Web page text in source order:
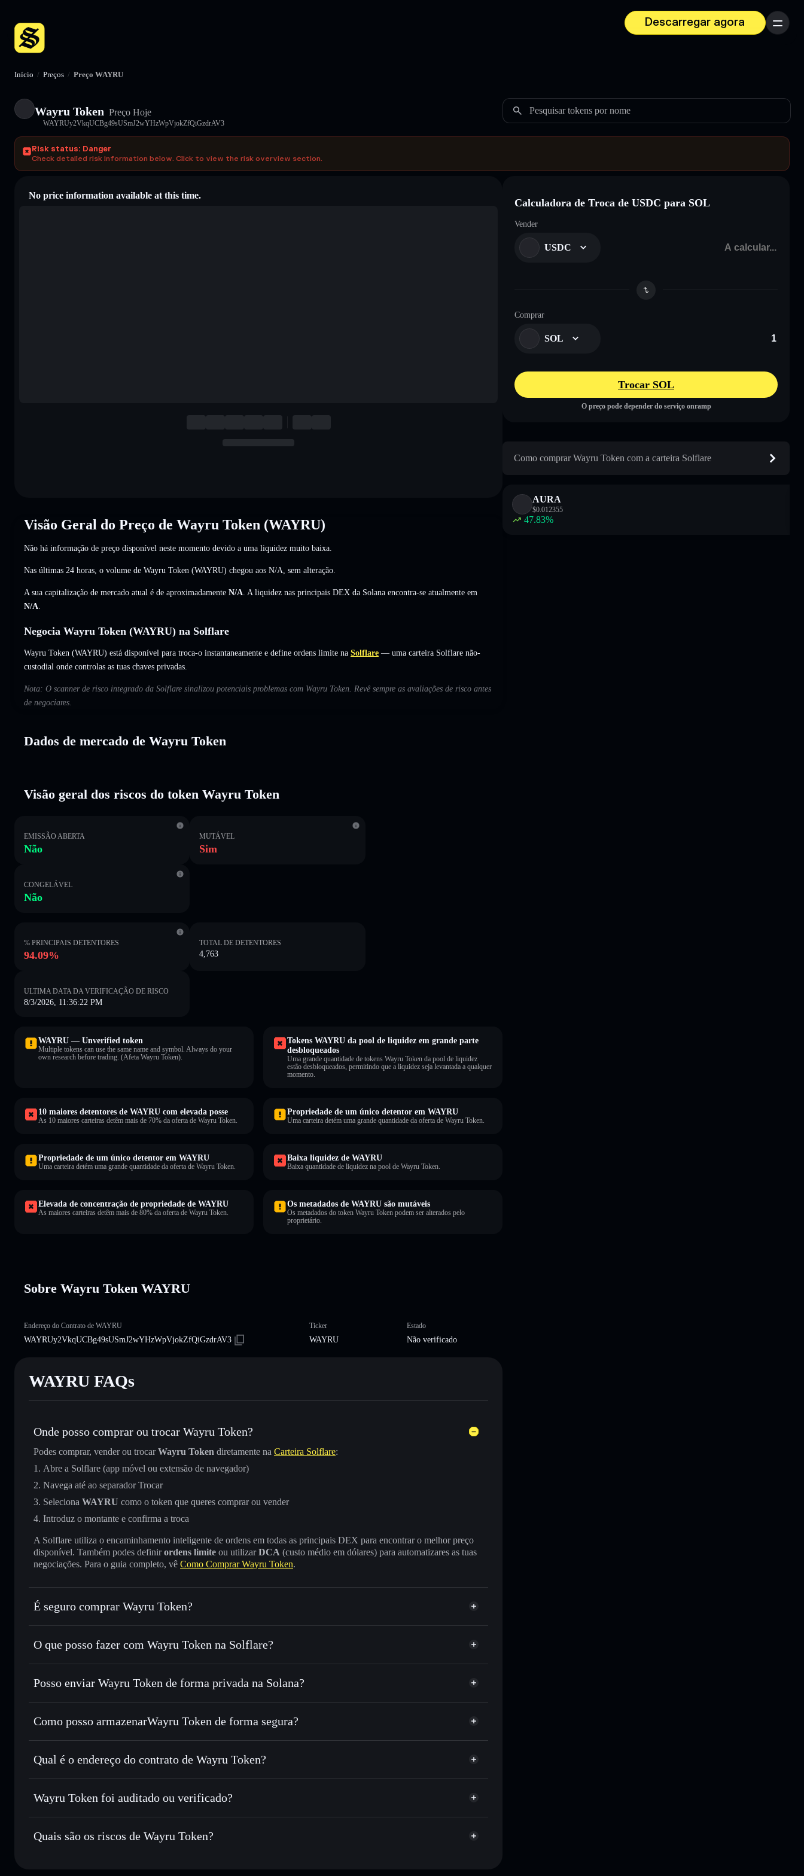
Descarregar agora
Menu
Início / Preços / Preço WAYRU
Wayru Token Preço Hoje
WAYRUy2VkqUCBg49sUSmJ2wYHzWpVjokZfQiGzdrAV3
Pesquisar tokens por nome
Risk status: Danger
Check detailed risk information below. Click to view the risk overview section.
No price information available at this time.
Visão Geral do Preço de Wayru Token (WAYRU)
Não há informação de preço disponível neste momento devido a uma liquidez muito baixa.
Nas últimas 24 horas, o volume de Wayru Token (WAYRU) chegou aos N/A sem alteração
A sua capitalização de mercado atual é de aproximadamente N/A . A liquidez nas principais DEX da Solana encontra-se atualmente em
N/A
Negocia Wayru Token (WAYRU) na Solflare
Wayru Token (WAYRU) está disponível para troca-o instantaneamente e define ordens limite na Solflare — uma carteira Solflare não-
custodial onde controlas as tuas chaves privadas.
Nota: O scanner de risco integrado da Solflare sinalizou potenciais problemas com Wayru Token. Revê sempre as avaliações de risco antes
de negociares.
Dados de mercado de Wayru Token
Visão geral dos riscos do token Wayru Token
EMISSÃO ABERTA
Não
MUTÁVEL
Sim
CONGELÁVEL
Não
% PRINCIPAIS DETENTORES
94.09%
TOTAL DE DETENTORES
4,763
ULTIMA DATA DA VERIFICAÇÃO DE RISCO
8/3/2026, 11:36:22 PM
WAYRU — Unverified token
Multiple tokens can use the same name and symbol. Always do your
own research before trading. (Afeta Wayru Token).
Tokens WAYRU da pool de liquidez em grande parte
desbloqueados
Uma grande quantidade de tokens Wayru Token da pool de liquidez
estão desbloqueados, permitindo que a liquidez seja levantada a qualquer
momento.
10 maiores detentores de WAYRU com elevada posse
As 10 maiores carteiras detêm mais de 70% da oferta de Wayru Token.
Propriedade de um único detentor em WAYRU
Uma carteira detém uma grande quantidade da oferta de Wayru Token.
Propriedade de um único detentor em WAYRU
Uma carteira detém uma grande quantidade da oferta de Wayru Token.
Baixa liquidez de WAYRU
Baixa quantidade de liquidez na pool de Wayru Token.
Elevada de concentração de propriedade de WAYRU
As maiores carteiras detêm mais de 80% da oferta de Wayru Token.
Os metadados de WAYRU são mutáveis
Os metadados do token Wayru Token podem ser alterados pelo
proprietário.
Sobre Wayru Token WAYRU
Endereço do Contrato de WAYRU
WAYRUy2VkqUCBg49sUSmJ2wYHzWpVjokZfQiGzdrAV3
Ticker
WAYRU
Estado
Não verificado
WAYRU FAQs
Onde posso comprar ou trocar Wayru Token?
Podes comprar, vender ou trocarWayru Token diretamente na Carteira Solflare:
Abre a Solflare (app móvel ou extensão de navegador)
Navega até ao separador Trocar
Seleciona WAYRU como o token que queres comprar ou vender
Introduz o montante e confirma a troca
A Solflare utiliza o encaminhamento inteligente de ordens em todas as principais DEX para encontrar o melhor preço
disponível. Também podes definirordens limite ou utilizarDCA (custo médio em dólares) para automatizares as tuas
negociações. Para o guia completo, vê Como Comprar Wayru Token.
É seguro comprar Wayru Token?
Wayru Token não está verificado
O que posso fazer com Wayru Token na Solflare?
Wayru Token
Carteira Solflare
Trocar instantaneamente— trocar WAYRU por SOL, USDC ou milhares de outros tokens Solana com
Utilizar DCA— investir de forma faseada ao longo do tempo em WAYRU
Enviar de forma privada— transferir WAYRU sem associar publicamente as carteiras usando o Agregador de
Privacidade integrado da Solflare
Posso enviar Wayru Token de forma privada na Solana?
Agregador de Privacidade
Como posso armazenarWayru Token de forma segura?
Wayru Token carteira não-custodial Solflare
Qual é o endereço do contrato de Wayru Token?
Wayru Token
WAYRUy2VkqUCBg49sUSmJ2wYHzWpVjokZfQiGzdrAV3
Carteira Solflare
Wayru Token foi auditado ou verificado?
Wayru Token não está verificado
Quais são os riscos de Wayru Token?
Calculadora de Troca de USDC para SOL
Vender
USDC
Comprar
SOL
Trocar SOL
O preço pode depender do serviço onramp
Como comprar Wayru Token com a carteira Solflare
AURA
$0.012355
47.83%